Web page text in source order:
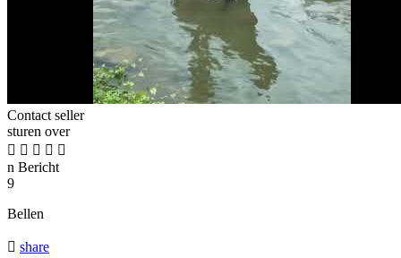
Contact seller
sturen over
    
n Bericht
9
Bellen
 share